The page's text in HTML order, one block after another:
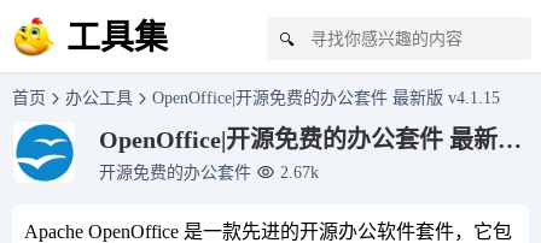
工具集 🔍
首页 办公工具 OpenOffice|开源免费的办公套件 最新版 v4.1.15
OpenOffice|开源免费的办公套件 最新版
v4.1.15
开源免费的办公套件 2.67k
Apache OpenOffice 是一款先进的开源办公软件套件，它包